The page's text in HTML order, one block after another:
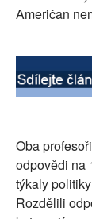
Američan
Oba
odpovědi na
týkaly
Rozdělili